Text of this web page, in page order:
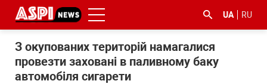
UA RU
З окупованих територій намагалися
провезти заховані в паливному баку
автомобіля сигарети